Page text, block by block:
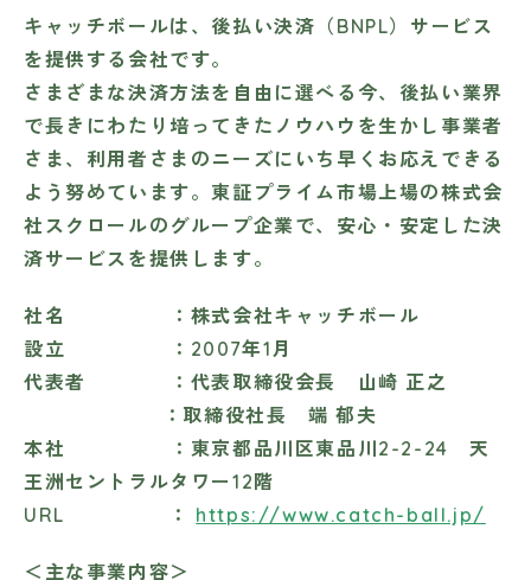
キャッチボールは、後払い決済（BNPL）サービス
を提供する会社です。
さまざまな決済方法を自由に選べる今、後払い業界
で長きにわたり培ってきたノウハウを生かし事業者
さま、利用者さまのニーズにいち早くお応えできる
よう努めています。東証プライム市場上場の株式会
社スクロールのグループ企業で、安心・安定した決
済サービスを提供します。
社名 ：株式会社キャッチボール
設立 ：2007年1月
代表者 ：代表取締役会長 山崎 正之
：取締役社長 端 郁夫
本社 ：東京都品川区東品川2-2-24 天
王洲セントラルタワー12階
URL ：
https://www.catch-ball.jp/
＜主な事業内容＞